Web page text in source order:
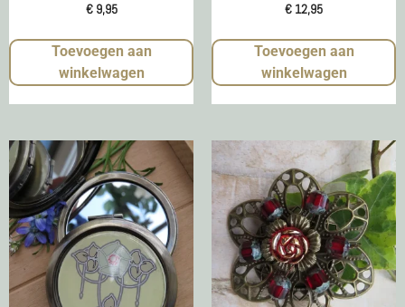
€9,95
Toevoegen aan
winkelwagen
€ 12,95
Toevoegen aan
winkelwagen